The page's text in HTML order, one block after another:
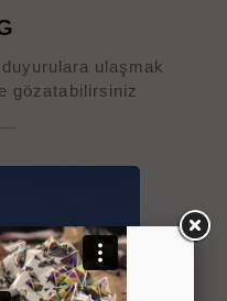
ulaşmak
gözatabilirsiniz